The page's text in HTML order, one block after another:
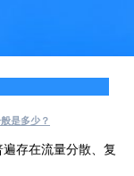
是多少？
存在流量分散、复